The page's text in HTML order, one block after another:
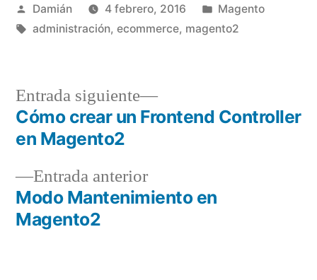
Publicado
por
Damián 4 febrero, 2016
Publicado
en
Magento
Etiquetas:
administración, ecommerce, magento2
Navegación
entradas
Entrada anteriorEntrada
anterior:
Modo Mantenimiento en
Magento2
Entrada siguiente
Entrada
siguiente:
Cómo crear un Frontend Controller
en Magento2